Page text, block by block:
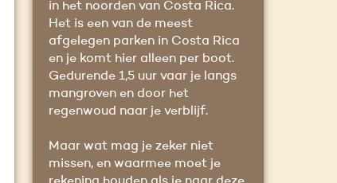
in het noorden van Costa Rica.
Het is een van de meest
afgelegen parken in Costa Rica
en je komt hier alleen per boot.
Gedurende 1,5 uur vaar je langs
mangroven en door het
regenwoud naar je verblijf.
Maar wat mag je zeker niet
missen, en waarmee moet je